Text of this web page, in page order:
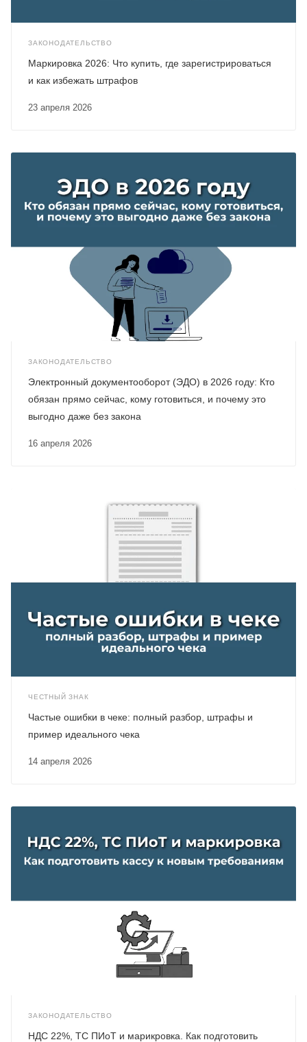
ЗАКОНОДАТЕЛЬСТВО
23 апреля 2026
Маркировка 2026: Что купить, где зарегистрироваться
и как избежать штрафов
ЗАКОНОДАТЕЛЬСТВО
16 апреля 2026
Электронный документооборот (ЭДО) в 2026 году: Кто
обязан прямо сейчас, кому готовиться, и почему это
выгодно даже без закона
ЧЕСТНЫЙ ЗНАК
14 апреля 2026
Частые ошибки в чеке: полный разбор, штрафы и
пример идеального чека
ЗАКОНОДАТЕЛЬСТВО
НДС 22%, ТС ПИоТ и марикровка. Как подготовить